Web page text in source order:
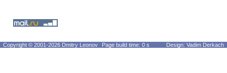
Copyright © 2001-2026 Dmitry Leonov Page build time: 0 s Design: Vadim Derkach